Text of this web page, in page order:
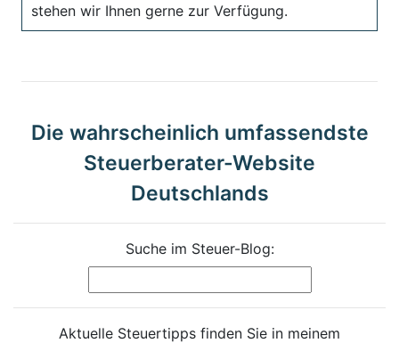
stehen wir Ihnen gerne zur Verfügung.
Die wahrscheinlich umfassendste
Steuerberater-Website
Deutschlands
Suche im Steuer-Blog:
Aktuelle Steuertipps finden Sie in meinem